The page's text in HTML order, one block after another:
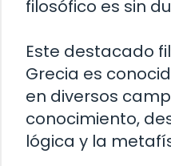
filosófico es sin
Este destacado
Grecia es
en diversos
conocimiento,
lógica y la